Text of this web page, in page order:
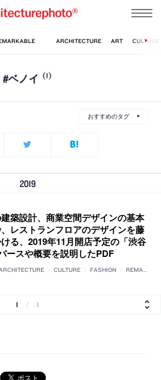
#ベノイ (1)
おすすめのタグ
2019
築設計、商業空間デザインの基本
レストランフロアのデザインを藤
る、2019年11月開店予定の「渋谷
ースや概要を説明したPDF
CULTURE FASHION REMARKABLE
1 1